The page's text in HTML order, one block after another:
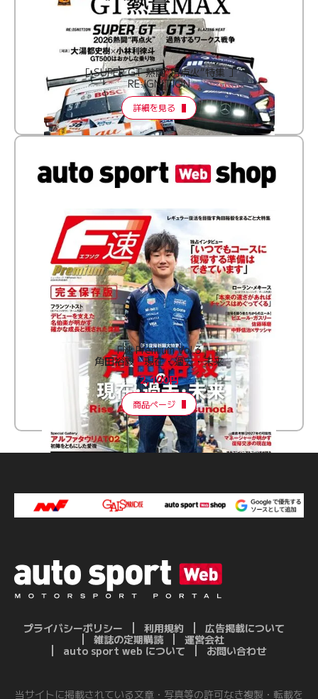
［ SUPER GT 熱闘“再点火”特集 ］
RE:IGNITION
詳細を見る
F速 Premium Vol.3
角田裕毅 現在・過去・未来
2,100円
商品ページ
プライバシーポリシー 利用規約
広告掲載について
雑誌の定期購読
運営会社
auto sport web について
お問い合わせ
当サイトに掲載されている文章・写真等の許可なき複製・転載を